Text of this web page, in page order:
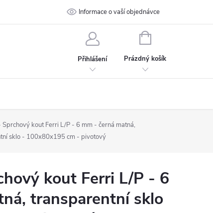
Ochrana osobních údajů Kontakt
Informace o vaší objednávce
Přihlášení
NÁKUPNÍ
Prázdný košík
Sprchový kout Ferri L/P - 6 mm - černá matná,
sklo - 100x80x195 cm - pivotový
kout Ferri L/P - 6
transparentní sklo